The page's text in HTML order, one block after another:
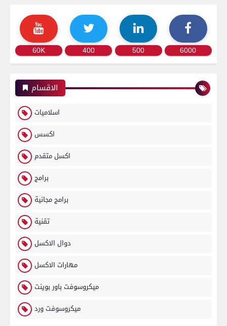
60K 400 500 6000
الاقسام
اسلاميات
اكسس
اكسل متقدم
برامج
برامج مجانية
تقنية
دوال الاكسل
مهارات الاكسل
ميكروسوفت باور بوينت
ميكروسوفت ورد